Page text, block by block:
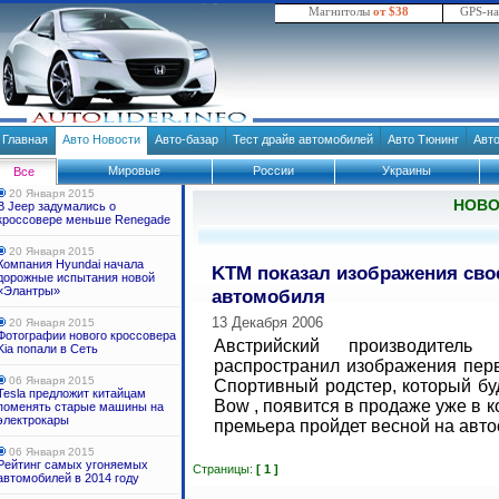
Магнитолы от $38 GPS-
Главная Авто Новости Авто-базар Тест драйв автомобилей Авто Тюнинг
Все Мировые России Украины
20 Января 2015
Jeep задумались о
меньше Renegade
20 Января 2015
Hyundai начала
испытания новой
20 Января 2015
нового кроссовера
попали в Сеть
06 Января 2015
предложит китайцам
старые машины на
06 Января 2015
самых угоняемых
в 2014 году
KTM показал изображения
автомобиля
13 Декабря 2006
Австрийский
распространил изображения
Спортивный родстер, который
Bow , появится в продаже уже в
премьера пройдет весной на
Страницы: [ 1 ]